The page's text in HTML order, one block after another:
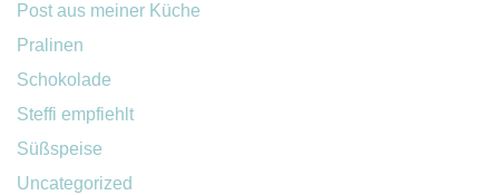
Post aus meiner Küche
Pralinen
Schokolade
Steffi empfiehlt
Süßspeise
Uncategorized